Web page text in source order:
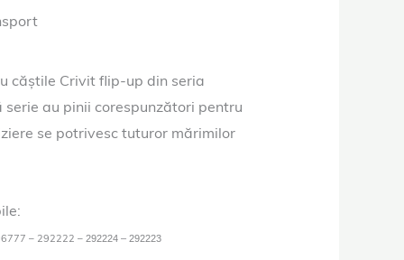
căștile Crivit flip-up din seria
au pinii corespunzători pentru
se potrivesc tuturor mărimilor
– 292222 – 292224 – 292223